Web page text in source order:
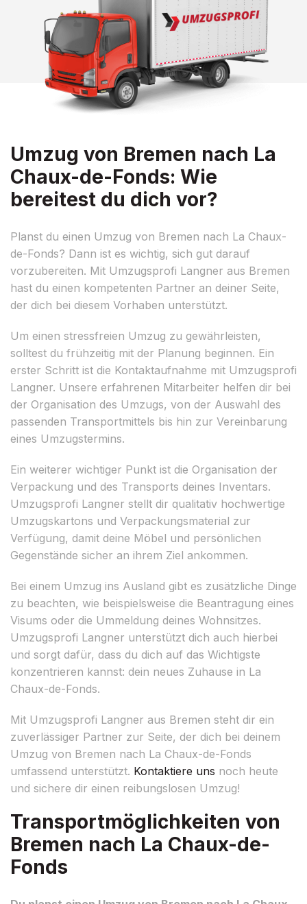
Umzug von Bremen nach La
Chaux-de-Fonds: Wie
bereitest du dich vor?
Planst du einen Umzug von Bremen nach La Chaux-
de-Fonds? Dann ist es wichtig, sich gut darauf
vorzubereiten. Mit Umzugsprofi Langner aus Bremen
hast du einen kompetenten Partner an deiner Seite,
der dich bei diesem Vorhaben unterstützt.
Um einen stressfreien Umzug zu gewährleisten,
solltest du frühzeitig mit der Planung beginnen. Ein
erster Schritt ist die Kontaktaufnahme mit Umzugsprofi
Langner. Unsere erfahrenen Mitarbeiter helfen dir bei
der Organisation des Umzugs, von der Auswahl des
passenden Transportmittels bis hin zur Vereinbarung
eines Umzugstermins.
Ein weiterer wichtiger Punkt ist die Organisation der
Verpackung und des Transports deines Inventars.
Umzugsprofi Langner stellt dir qualitativ hochwertige
Umzugskartons und Verpackungsmaterial zur
Verfügung, damit deine Möbel und persönlichen
Gegenstände sicher an ihrem Ziel ankommen.
Bei einem Umzug ins Ausland gibt es zusätzliche Dinge
zu beachten, wie beispielsweise die Beantragung eines
Visums oder die Ummeldung deines Wohnsitzes.
Umzugsprofi Langner unterstützt dich auch hierbei
und sorgt dafür, dass du dich auf das Wichtigste
konzentrieren kannst: dein neues Zuhause in La
Chaux-de-Fonds.
Mit Umzugsprofi Langner aus Bremen steht dir ein
zuverlässiger Partner zur Seite, der dich bei deinem
Umzug von Bremen nach La Chaux-de-Fonds
umfassend unterstützt. Kontaktiere uns noch heute
und sichere dir einen reibungslosen Umzug!
Transportmöglichkeiten von
Bremen nach La Chaux-de-
Fonds